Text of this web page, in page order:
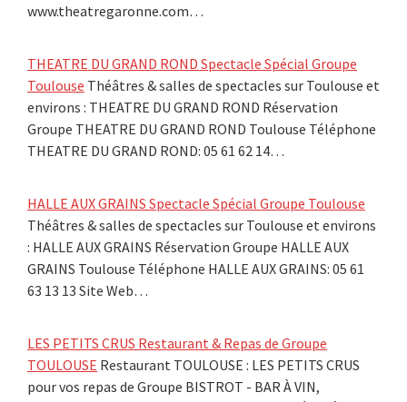
www.theatregaronne.com…
THEATRE DU GRAND ROND Spectacle Spécial Groupe
Toulouse Théâtres & salles de spectacles sur Toulouse et
environs : THEATRE DU GRAND ROND Réservation
Groupe THEATRE DU GRAND ROND Toulouse Téléphone
THEATRE DU GRAND ROND: 05 61 62 14…
HALLE AUX GRAINS Spectacle Spécial Groupe Toulouse
Théâtres & salles de spectacles sur Toulouse et environs
: HALLE AUX GRAINS Réservation Groupe HALLE AUX
GRAINS Toulouse Téléphone HALLE AUX GRAINS: 05 61
63 13 13 Site Web…
LES PETITS CRUS Restaurant & Repas de Groupe
TOULOUSE Restaurant TOULOUSE : LES PETITS CRUS
pour vos repas de Groupe BISTROT - BAR À VIN,